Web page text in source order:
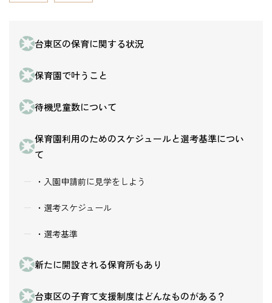
台東区の保育に関する状況
保育園で叶うこと
待機児童数について
保育園利用のためのスケジュールと選考基準につい
て
・入園申請前に見学をしよう
・選考スケジュール
・選考基準
新たに開設される保育所もあり
台東区の子育て支援制度はどんなものがある？